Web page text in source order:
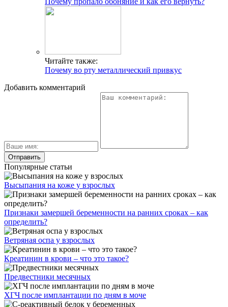
Читайте также:
Почему во рту металлический привкус
Добавить комментарий
Популярные статьи
Высыпания на коже у взрослых
Признаки замершей беременности на ранних сроках – как
определить?
Ветряная оспа у взрослых
Креатинин в крови – что это такое?
Предвестники месячных
ХГЧ после имплантации по дням в моче